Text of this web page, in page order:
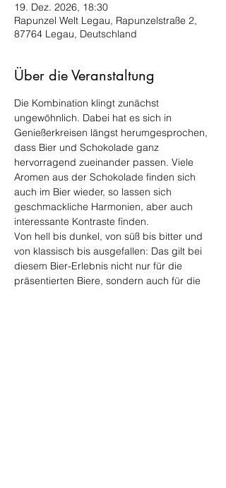
19. Dez. 2026, 18:30
Rapunzel Welt Legau, Rapunzelstraße 2,
87764 Legau, Deutschland
Über die Veranstaltung
Die Kombination klingt zunächst
ungewöhnlich. Dabei hat es sich in
Genießerkreisen längst herumgesprochen,
dass Bier und Schokolade ganz
hervorragend zueinander passen. Viele
Aromen aus der Schokolade finden sich
auch im Bier wieder, so lassen sich
geschmackliche Harmonien, aber auch
interessante Kontraste finden.
Von hell bis dunkel, von süß bis bitter und
von klassisch bis ausgefallen: Das gilt bei
diesem Bier-Erlebnis nicht nur für die
präsentierten Biere, sondern auch für die